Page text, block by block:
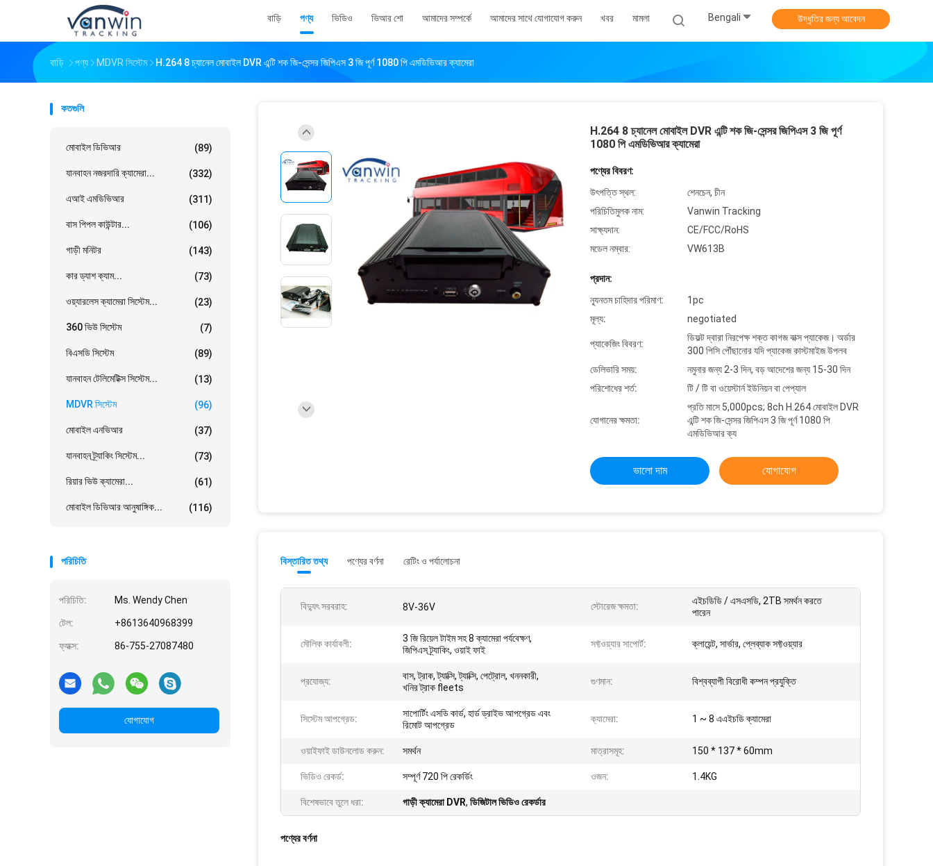
বাড়ি পণ্য ভিডিও ভিআর শো আমাদের সম্পর্কে আমাদের সাথে যোগাযোগ করুন খবর মামলা Bengali উদ্ধৃতির জন্য আবেদন
বাড়ি পণ্য MDVR সিস্টেম H.264 8 চ্যানেল মোবাইল DVR এন্টি শক জি-সেন্সর জিপিএস 3 জি পূর্ণ 1080 পি এমডিভিআর ক্যামেরা
কতগুলি
মোবাইল ডিভিআর (89)
যানবাহন নজরদারি ক্যামেরা... (332)
এআই এমডিভিআর (311)
বাস পিপল কাউন্টার... (106)
গাড়ী মনিটর (143)
কার ড্যাশ ক্যাম... (73)
ওয়্যারলেস ক্যামেরা সিস্টেম... (23)
360 ভিউ সিস্টেম (7)
বিএসডি সিস্টেম (89)
যানবাহন টেলিমেটিক্স সিস্টেম... (13)
MDVR সিস্টেম (96)
মোবাইল এনভিআর (37)
যানবাহন ট্র্যাকিং সিস্টেম... (73)
রিয়ার ভিউ ক্যামেরা... (61)
মোবাইল ডিভিআর আনুষাঙ্গিক... (116)
পরিচিতি
পরিচিতি: Ms. Wendy Chen
টেল: +8613640968399
ফ্যাক্স: 86-755-27087480
যোগাযোগ
H.264 8 চ্যানেল মোবাইল DVR এন্টি শক জি-সেন্সর জিপিএস 3 জি পূর্ণ
1080 পি এমডিভিআর ক্যামেরা
পণ্যের বিবরণ:
উৎপত্তি স্থল:
শেনচেন, চীন
পরিচিতিমুলক নাম:
Vanwin Tracking
সাক্ষ্যদান:
CE/FCC/RoHS
মডেল নম্বার:
VW613B
প্রদান:
ন্যূনতম চাহিদার পরিমাণ:
1pc
মূল্য:
negotiated
প্যাকেজিং বিবরণ:
ডিফল্ট দ্বারা নিরপেক্ষ শক্ত কাগজ বাক্স প্যাকেজ। অর্ডার
300 পিসি পৌঁছানোর যদি প্যাকেজ কাস্টমাইজ উপলব
ডেলিভারি সময়:
নমুনার জন্য 2-3 দিন, বড় আদেশের জন্য 15-30 দিন
পরিশোধের শর্ত:
টি / টি বা ওয়েস্টার্ন ইউনিয়ন বা পেপ্যাল
যোগানের ক্ষমতা:
প্রতি মাসে 5,000pcs; 8ch H.264 মোবাইল DVR
এন্টি শক জি-সেন্সর জিপিএস 3 জি পূর্ণ 1080 পি
এমডিভিআর ক্য
ভালো দাম যোগাযোগ
বিস্তারিত তথ্য পণ্যের বর্ণনা রেটিং ও পর্যালোচনা
বিদ্যুৎ সরবরাহ: 8V-36V স্টোরেজ ক্ষমতা:
এইচডিডি / এসএসডি, 2TB সমর্থন করতে
পারেন
মৌলিক কার্যাবলী:
3 জি রিয়েল টাইম সহ 8 ক্যামেরা পর্যবেক্ষণ,
জিপিএস ট্র্যাকিং, ওয়াই ফাই
সফ্টওয়্যার সাপোর্ট: ক্লায়েন্ট, সার্ভার, প্লেব্যাক সফ্টওয়্যার
প্রযোজ্য:
বাস, ট্রাক, ট্যাক্সি, ট্যাক্সি, পেট্রোল, খননকারী,
খনির ট্রাক fleets
গুণমান: বিশ্বব্যাপী বিরোধী কম্পন প্রযুক্তি
সিস্টেম আপগ্রেড:
সাপোর্টিং এসডি কার্ড, হার্ড ড্রাইভ আপগ্রেড এবং
রিমোট আপগ্রেড
ক্যামেরা: 1 ~ 8 এএইচডি ক্যামেরা
ওয়াইফাই ডাউনলোড করুন: সমর্থন মাত্রাসমূহ: 150 * 137 * 60mm
ভিডিও রেকর্ড: সম্পূর্ণ 720 পি রেকর্ডিং ওজন: 1.4KG
বিশেষভাবে তুলে ধরা: গাড়ী ক্যামেরা DVR, ডিজিটাল ভিডিও রেকর্ডার
পণ্যের বর্ণনা